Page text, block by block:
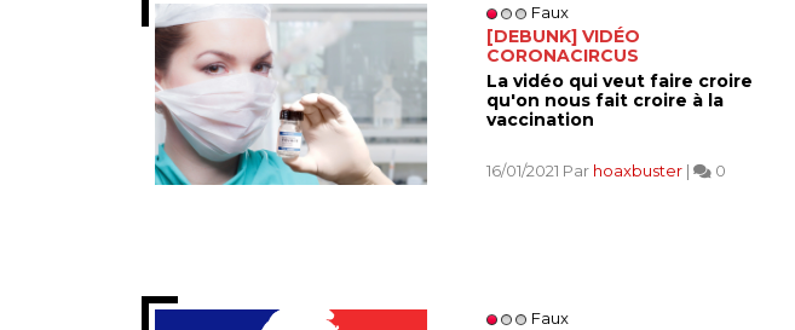
Faux
[DEBUNK] VIDÉO
CORONACIRCUS
La vidéo qui veut faire croire
qu'on nous fait croire à la
vaccination
16/01/2021 Par hoaxbuster | 0
Faux